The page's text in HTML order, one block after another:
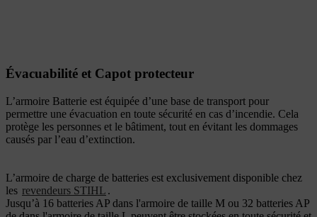
Évacuabilité et Capot protecteur
L’armoire Batterie est équipée d’une base de transport pour
permettre une évacuation en toute sécurité en cas d’incendie. Cela
protège les personnes et le bâtiment, tout en évitant les dommages
causés par l’eau d’extinction.
L’armoire de charge de batteries est exclusivement disponible chez
les revendeurs STIHL .
Jusqu’à 16 batteries AP dans l'armoire de taille M ou 32 batteries AP